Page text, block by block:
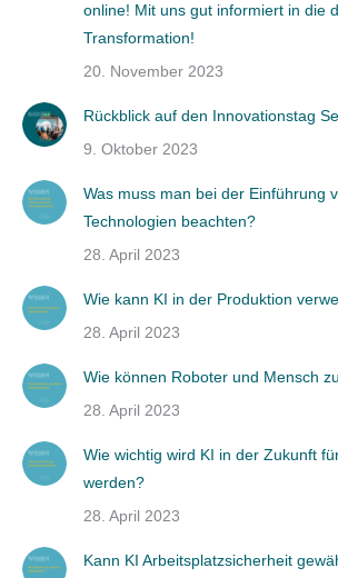
online! Mit uns gut informiert in die
Transformation!
20. November 2023
Rückblick auf den Innovationstag
9. Oktober 2023
Was muss man bei der Einführung
Technologien beachten?
28. April 2023
Wie kann KI in der Produktion
28. April 2023
Wie können Roboter und Mensch
28. April 2023
Wie wichtig wird KI in der Zukunft
werden?
28. April 2023
Kann KI Arbeitsplatzsicherheit